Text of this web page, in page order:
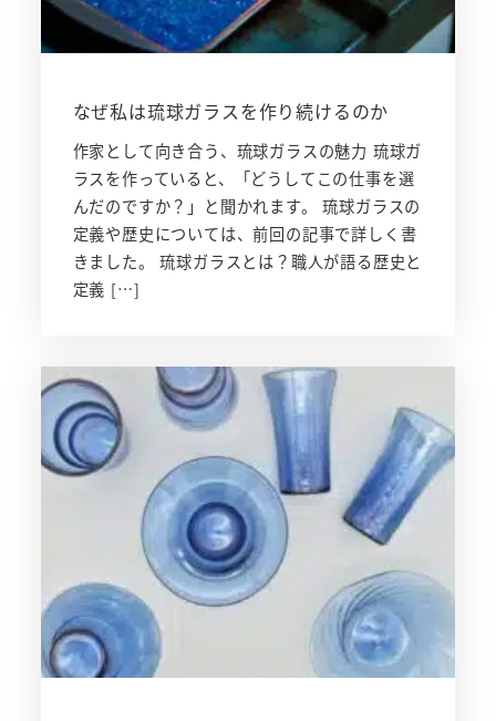
なぜ私は琉球ガラスを作り続けるのか
作家として向き合う、琉球ガラスの魅力 琉球ガ
ラスを作っていると、「どうしてこの仕事を選
んだのですか？」と聞かれます。 琉球ガラスの
定義や歴史については、前回の記事で詳しく書
きました。 琉球ガラスとは？職人が語る歴史と
定義 […]